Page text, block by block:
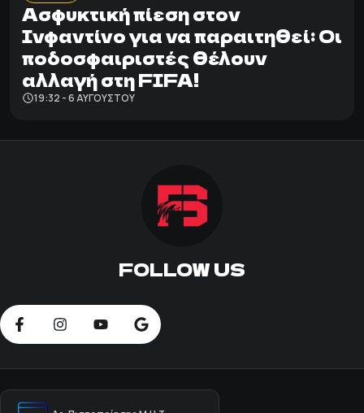
Ασφυκτική πίεση στον
Ινφαντίνο για να παραιτηθεί: Οι
ποδοσφαιριστές θέλουν
αλλαγή στη FIFA!
19:32 - 6 ΑΥΓΟΎΣΤΟΥ
FOLLOW US